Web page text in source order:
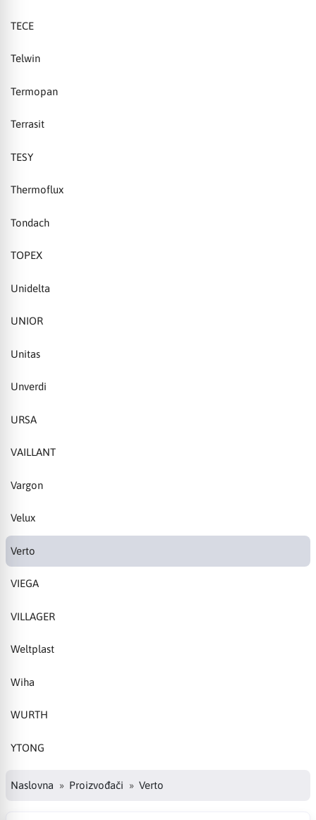
TECE
Telwin
Termopan
Terrasit
TESY
Thermoflux
Tondach
TOPEX
Unidelta
UNIOR
Unitas
Unverdi
URSA
VAILLANT
Vargon
Velux
Verto
VIEGA
VILLAGER
Weltplast
Wiha
WURTH
YTONG
Naslovna Proizvođači Verto